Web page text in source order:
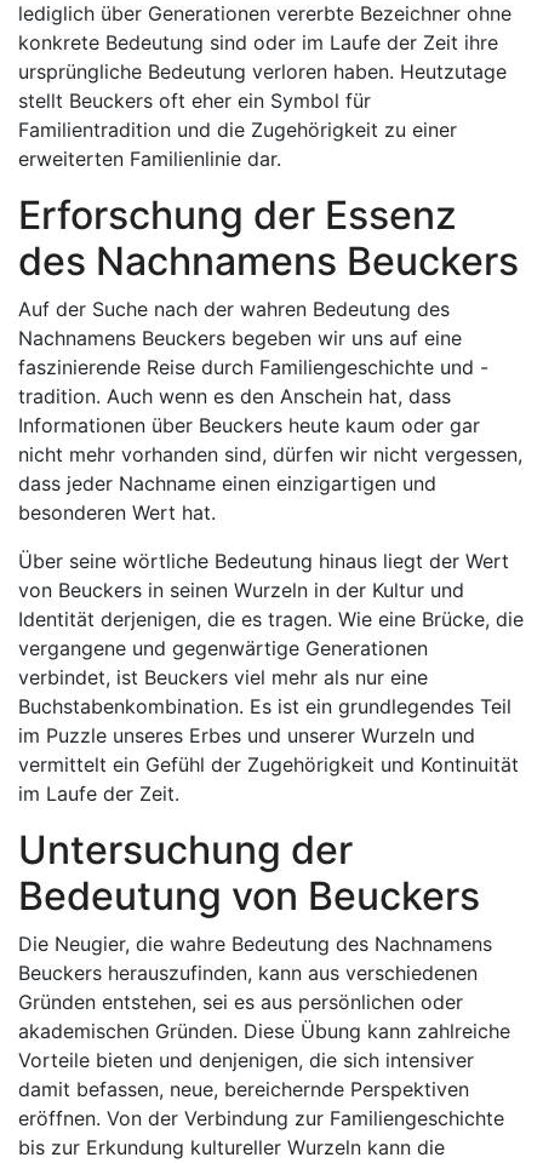
lediglich über Generationen vererbte Bezeichner ohne
konkrete Bedeutung sind oder im Laufe der Zeit ihre
ursprüngliche Bedeutung verloren haben. Heutzutage
stellt Beuckers oft eher ein Symbol für
Familientradition und die Zugehörigkeit zu einer
erweiterten Familienlinie dar.
Erforschung der Essenz
des Nachnamens Beuckers
Auf der Suche nach der wahren Bedeutung des
Nachnamens Beuckers begeben wir uns auf eine
faszinierende Reise durch Familiengeschichte und -
tradition. Auch wenn es den Anschein hat, dass
Informationen über Beuckers heute kaum oder gar
nicht mehr vorhanden sind, dürfen wir nicht vergessen,
dass jeder Nachname einen einzigartigen und
besonderen Wert hat.
Über seine wörtliche Bedeutung hinaus liegt der Wert
von Beuckers in seinen Wurzeln in der Kultur und
Identität derjenigen, die es tragen. Wie eine Brücke, die
vergangene und gegenwärtige Generationen
verbindet, ist Beuckers viel mehr als nur eine
Buchstabenkombination. Es ist ein grundlegendes Teil
im Puzzle unseres Erbes und unserer Wurzeln und
vermittelt ein Gefühl der Zugehörigkeit und Kontinuität
im Laufe der Zeit.
Untersuchung der
Bedeutung von Beuckers
Die Neugier, die wahre Bedeutung des Nachnamens
Beuckers herauszufinden, kann aus verschiedenen
Gründen entstehen, sei es aus persönlichen oder
akademischen Gründen. Diese Übung kann zahlreiche
Vorteile bieten und denjenigen, die sich intensiver
damit befassen, neue, bereichernde Perspektiven
eröffnen. Von der Verbindung zur Familiengeschichte
bis zur Erkundung kultureller Wurzeln kann die